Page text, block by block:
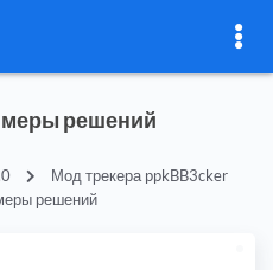
решений
Мод трекера ppkBB3cker
решений